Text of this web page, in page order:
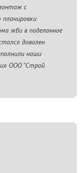
с
планировки
жби в поделанное
доволен
наши
ООО "Строй